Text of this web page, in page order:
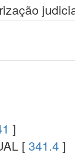
]
[ 341.4 ]